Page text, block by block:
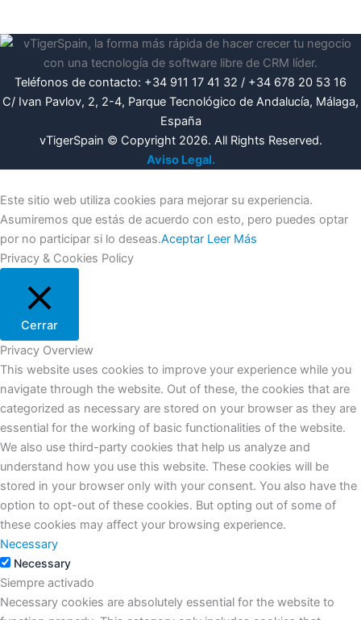
Teléfonos de contacto: +34 911 17 41 32 / +34 678 20 53 16
C/ Ivan Pavlov, 2, 2-4, Parque Tecnológico de Andalucía, Málaga,
España
vTigerSpain © Copyright 2026. All Rights Reserved.
Aviso Legal.
Este sitio web utiliza cookies para mejorar su experiencia.
Asumiremos que estás de acuerdo con esto, pero puedes optar
por no participar si lo deseas.Aceptar Leer Más
Privacy & Cookies Policy
Cerrar
Privacy Overview
This website uses cookies to improve your experience while you
navigate through the website. Out of these, the cookies that are
categorized as necessary are stored on your browser as they are
essential for the working of basic functionalities of the website.
We also use third-party cookies that help us analyze and
understand how you use this website. These cookies will be
stored in your browser only with your consent. You also have the
option to opt-out of these cookies. But opting out of some of
these cookies may affect your browsing experience.
Necessary
Necessary
Siempre activado
Necessary cookies are absolutely essential for the website to